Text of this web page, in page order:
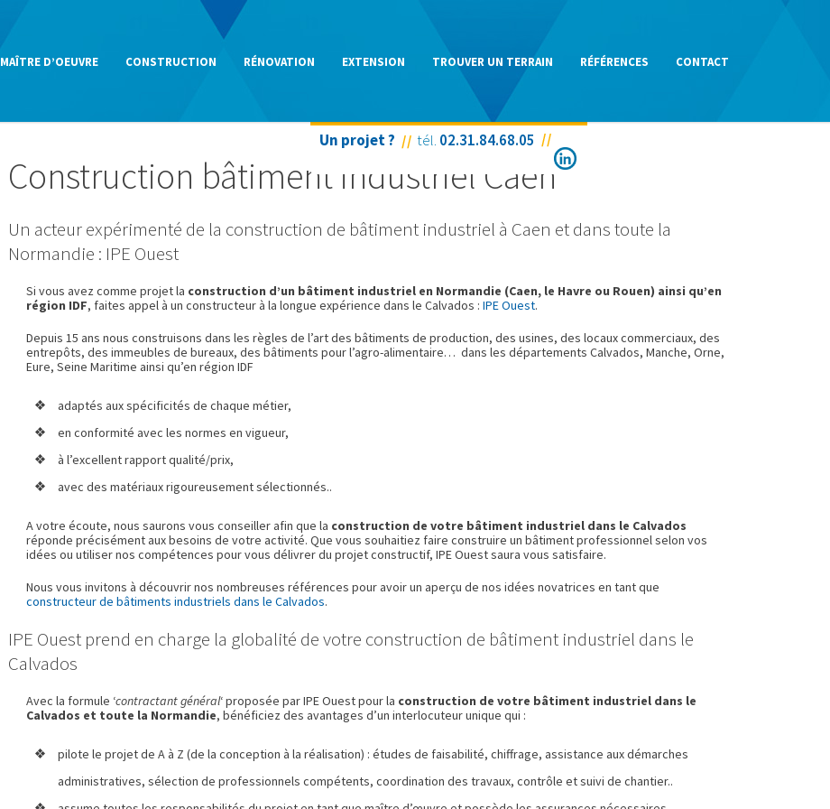
MAÎTRE D’OEUVRE CONSTRUCTION RÉNOVATION EXTENSION TROUVER UN TERRAIN RÉFÉRENCES CONTACT
Un projet ? tél. 02.31.84.68.05
Construction bâtiment industriel Caen
Un acteur expérimenté de la construction de bâtiment industriel à Caen et dans toute la
Normandie : IPE Ouest
Si vous avez comme projet la construction d’un bâtiment industriel en Normandie (Caen, le Havre ou Rouen) ainsi qu’en
région IDF, faites appel à un constructeur à la longue expérience dans le Calvados : IPE Ouest.
Depuis 15 ans nous construisons dans les règles de l’art des bâtiments de production, des usines, des locaux commerciaux, des
entrepôts, des immeubles de bureaux, des bâtiments pour l’agro-alimentaire… dans les départements Calvados, Manche, Orne,
Eure, Seine Maritime ainsi qu’en région IDF
adaptés aux spécificités de chaque métier,
en conformité avec les normes en vigueur,
à l’excellent rapport qualité/prix,
avec des matériaux rigoureusement sélectionnés..
A votre écoute, nous saurons vous conseiller afin que la construction de votre bâtiment industriel dans le Calvados
réponde précisément aux besoins de votre activité. Que vous souhaitiez faire construire un bâtiment professionnel selon vos
idées ou utiliser nos compétences pour vous délivrer du projet constructif, IPE Ouest saura vous satisfaire.
Nous vous invitons à découvrir nos nombreuses références pour avoir un aperçu de nos idées novatrices en tant que
constructeur de bâtiments industriels dans le Calvados.
IPE Ouest prend en charge la globalité de votre construction de bâtiment industriel dans le
Calvados
Avec la formule ‘contractant général‘ proposée par IPE Ouest pour la construction de votre bâtiment industriel dans le
Calvados et toute la Normandie, bénéficiez des avantages d’un interlocuteur unique qui :
pilote le projet de A à Z (de la conception à la réalisation) : études de faisabilité, chiffrage, assistance aux démarches
administratives, sélection de professionnels compétents, coordination des travaux, contrôle et suivi de chantier..